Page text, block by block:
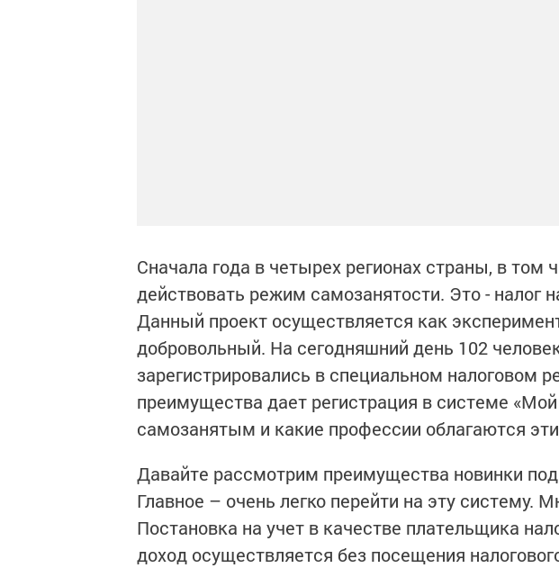
Сначала года в четырех регионах страны, в том
действовать режим самозанятости. Это - налог
Данный проект осуществляется как
добровольный. На сегодняшний день 102
зарегистрировались в специальном налоговом
преимущества дает регистрация в системе «Мой
самозанятым и какие профессии облагаются
Давайте рассмотрим преимущества новинки
Главное – очень легко перейти на эту систему.
Постановка на учет в качестве плательщика
доход осуществляется без посещения